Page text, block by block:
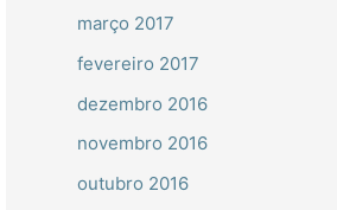
março 2017
fevereiro 2017
dezembro 2016
novembro 2016
outubro 2016